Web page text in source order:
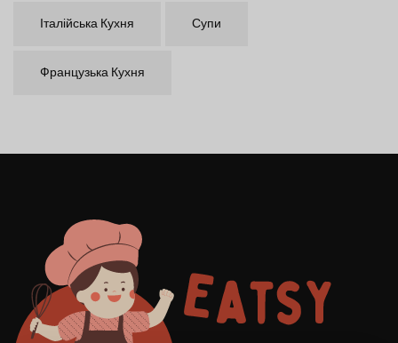
Італійська Кухня Супи
Французька Кухня